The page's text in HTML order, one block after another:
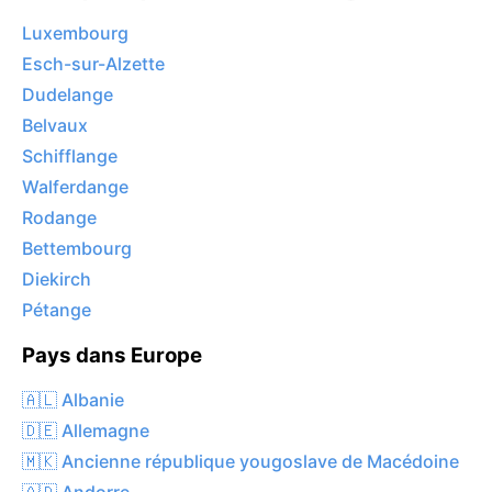
Luxembourg
Esch-sur-Alzette
Dudelange
Belvaux
Schifflange
Walferdange
Rodange
Bettembourg
Diekirch
Pétange
Pays dans Europe
🇦🇱 Albanie
🇩🇪 Allemagne
🇲🇰 Ancienne république yougoslave de Macédoine